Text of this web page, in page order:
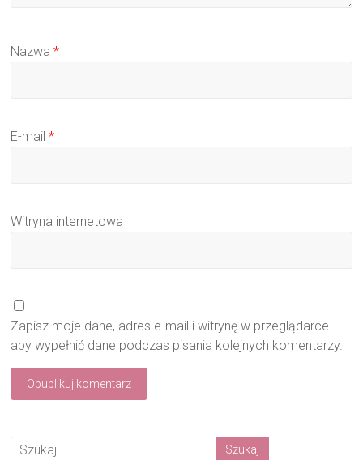
Nazwa*
E-mail*
Witryna internetowa
Zapisz moje dane, adres e-mail i witrynę w przeglądarce
aby wypełnić dane podczas pisania kolejnych komentarzy.